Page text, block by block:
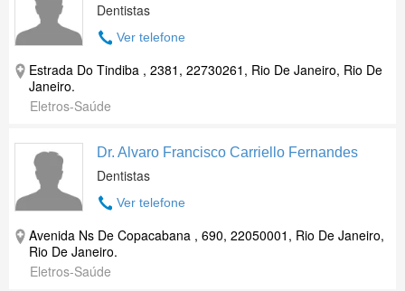
Dentistas
Ver telefone
Estrada Do Tindiba , 2381, 22730261, Rio De Janeiro, Rio De
Janeiro.
Eletros-Saúde
Dr. Alvaro Francisco Carriello Fernandes
Dentistas
Ver telefone
Avenida Ns De Copacabana , 690, 22050001, Rio De Janeiro,
Rio De Janeiro.
Eletros-Saúde